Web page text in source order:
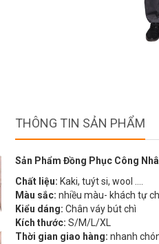
THÔNG TIN SẢN PHẨM
Sản Phẩm Đồng Phục Công
Chất liệu: Kaki, tuýt si, wool ….
Màu sắc: nhiều màu- khách tự
Kiểu dáng: Chân váy bút chì
Kích thước: S/M/L/XL
Thời gian giao hàng: nhanh